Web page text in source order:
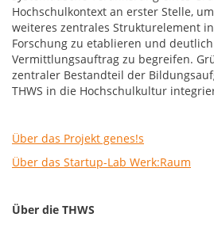
Hochschulkontext an erster Stelle,
weiteres zentrales Strukturelement
Forschung zu etablieren und
Vermittlungsauftrag zu begreifen.
zentraler Bestandteil der
THWS in die Hochschulkultur
Über das Projekt genes!s
Über das Startup-Lab Werk:Raum
Über die THWS